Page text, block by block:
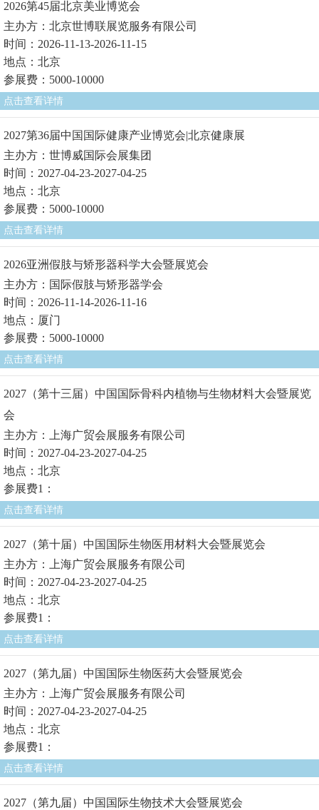
2026第45届北京美业博览会
主办方：北京世博联展览服务有限公司
时间：2026-11-13-2026-11-15
地点：北京
参展费：5000-10000
点击查看详情
2027第36届中国国际健康产业博览会|北京健康展
主办方：世博威国际会展集团
时间：2027-04-23-2027-04-25
地点：北京
参展费：5000-10000
点击查看详情
2026亚洲假肢与矫形器科学大会暨展览会
主办方：国际假肢与矫形器学会
时间：2026-11-14-2026-11-16
地点：厦门
参展费：5000-10000
点击查看详情
2027（第十三届）中国国际骨科内植物与生物材料大会暨展览
会
主办方：上海广贸会展服务有限公司
时间：2027-04-23-2027-04-25
地点：北京
参展费1：
点击查看详情
2027（第十届）中国国际生物医用材料大会暨展览会
主办方：上海广贸会展服务有限公司
时间：2027-04-23-2027-04-25
地点：北京
参展费1：
点击查看详情
2027（第九届）中国国际生物医药大会暨展览会
主办方：上海广贸会展服务有限公司
时间：2027-04-23-2027-04-25
地点：北京
参展费1：
点击查看详情
2027（第九届）中国国际生物技术大会暨展览会